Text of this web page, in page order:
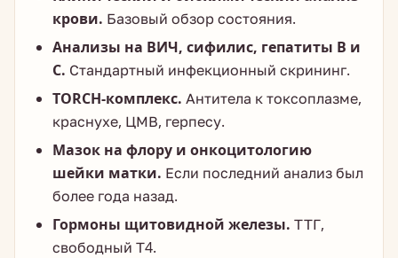
крови. Базовый обзор состояния.
Анализы на ВИЧ, сифилис, гепатиты B и
C. Стандартный инфекционный скрининг.
TORCH-комплекс. Антитела к токсоплазме,
краснухе, ЦМВ, герпесу.
Мазок на флору и онкоцитологию
шейки матки. Если последний анализ был
более года назад.
Гормоны щитовидной железы. ТТГ,
свободный Т4.